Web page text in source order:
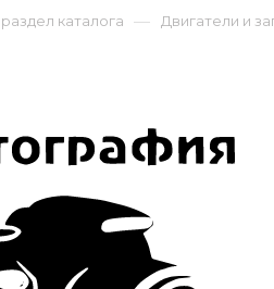
каталога — Двигатели и